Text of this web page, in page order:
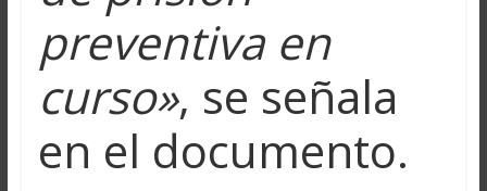
preventiva en
curso», se señala
en el documento.